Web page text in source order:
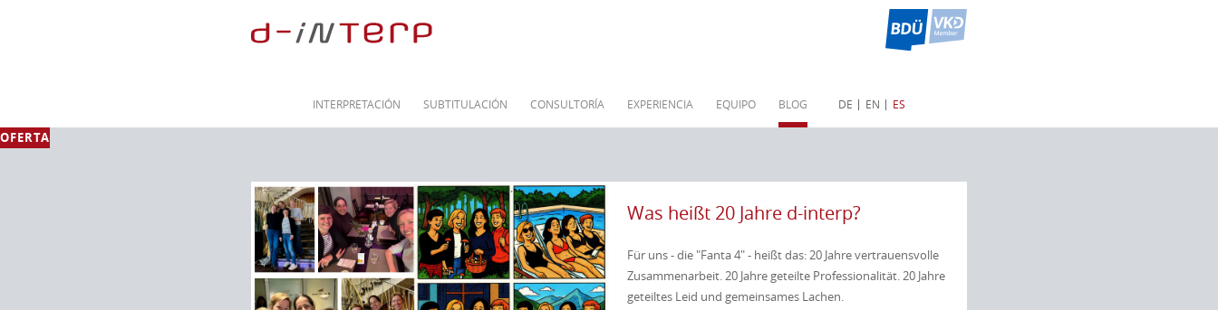
DE EN ES
INTERPRETACIÓN SUBTITULACIÓN CONSULTORÍA EXPERIENCIA EQUIPO BLOG
OFERTA
Was heißt 20 Jahre d-interp?
Für uns - die "Fanta 4" - heißt das: 20 Jahre vertrauensvolle
Zusammenarbeit. 20 Jahre geteilte Professionalität. 20 Jahre
geteiltes Leid und gemeinsames Lachen.